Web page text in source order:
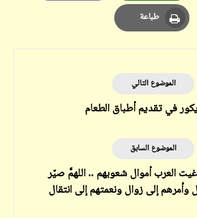
Whatsapp
Email
طباعة
Print
الموضوع التالي
في تقديم أطباق الطعام
الموضوع السابق
العرب أموال شعوبهم .. اللهمَّ صيّر
إلى زوال ونعمتهم إلى انتقال